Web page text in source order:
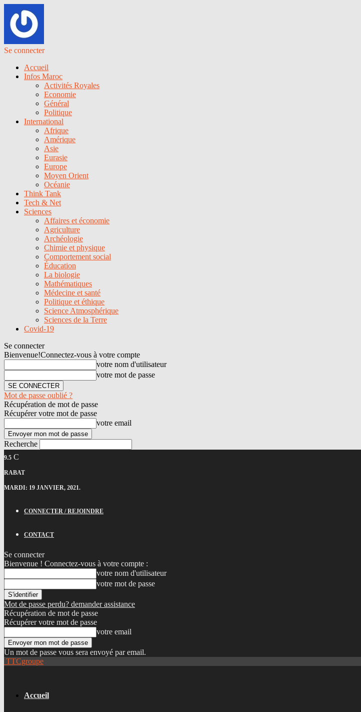
Se connecter
Accueil
Infos Maroc
Activités Royales
Economie
Général
Politique
International
Afrique
Amérique
Asie
Eurasie
Europe
Moyen Orient
Océanie
Think Tank
Tech & Net
Sciences
Affaires et économie
Agriculture
Archéologie
Chimie et physique
Comportement social
Éducation
La biologie
Mathématiques
Médecine et santé
Politique et éthique
Science Atmosphérique
Sciences de la Terre
Covid-19
Se connecter
Bienvenue!Connectez-vous à votre compte
votre nom d'utilisateur
votre mot de passe
Mot de passe oublié ?
Récupération de mot de passe
Récupérer votre mot de passe
votre email
Recherche
9.5 C
RABAT
MARDI: 19 JANVIER, 2021.
CONNECTER / REJOINDRE
CONTACT
Se connecter
Bienvenue ! Connectez-vous à votre compte :
votre nom d'utilisateur
votre mot de passe
Mot de passe perdu? demander assistance
Récupération de mot de passe
Récupérer votre mot de passe
votre email
Un mot de passe vous sera envoyé par email.
TTCgroupe
Accueil